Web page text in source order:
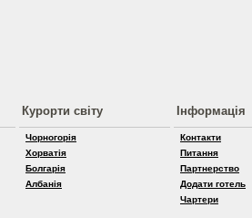
Курорти світу
Чорногорія
Хорватія
Болгарія
Албанія
Інформація
Контакти
Питання
Партнерство
Додати готель
Чартери